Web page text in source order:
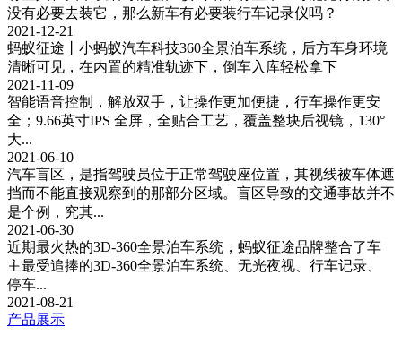
没有必要去装它，那么新车有必要装行车记录仪吗？
2021-12-21
蚂蚁征途丨小蚂蚁汽车科技360全景泊车系统，后方车身环境
清晰可见，在内置的精准轨迹下，倒车入库轻松拿下
2021-11-09
智能语音控制，解放双手，让操作更加便捷，行车操作更安
全；9.66英寸IPS 全屏，全贴合工艺，覆盖整块后视镜，130°
大...
2021-06-10
汽车盲区，是指驾驶员位于正常驾驶座位置，其视线被车体遮
挡而不能直接观察到的那部分区域。盲区导致的交通事故并不
是个例，究其...
2021-06-30
近期最火热的3D-360全景泊车系统，蚂蚁征途品牌整合了车
主最受追捧的3D-360全景泊车系统、无光夜视、行车记录、
停车...
2021-08-21
产品展示